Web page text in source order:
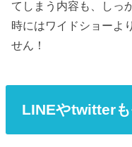
てしまう内容も、しっ
時にはワイドショーよ
せん！
LINEやtwitter